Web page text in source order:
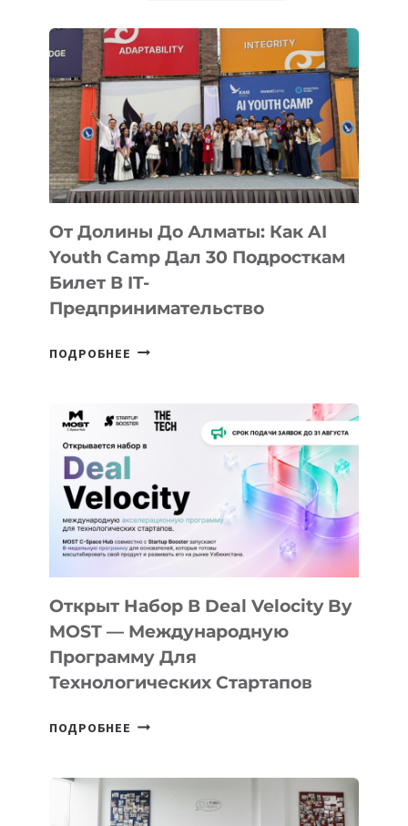
От Долины До Алматы: Как AI
Youth Camp Дал 30 Подросткам
Билет В IT-
Предпринимательство
ПОДРОБНЕЕ ОТ
АЛМАТЫ:
КАК
AI
YOUTH
CAMP
ДАЛ
30
ПОДРОСТКАМ
БИЛЕТ
В
ПРЕДПРИНИМАТЕЛЬСТВО
Открыт Набор В Deal Velocity By
MOST — Международную
Программу Для
Технологических Стартапов
ПОДРОБНЕЕ ОТКРЫТ
DEAL
VELOCITY